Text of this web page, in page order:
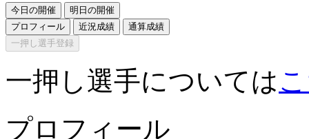
今日の開催
明日の開催
プロフィール
近況成績
通算成績
一押し選手登録
一押し選手については
プロフィール